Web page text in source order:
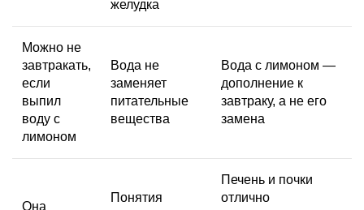
желудка
Можно не
завтракать,
если
выпил
воду с
лимоном
Вода не
заменяет
питательные
вещества
Вода с лимоном —
дополнение к
завтраку, а не его
замена
Она
Понятия
Печень и почки
отлично